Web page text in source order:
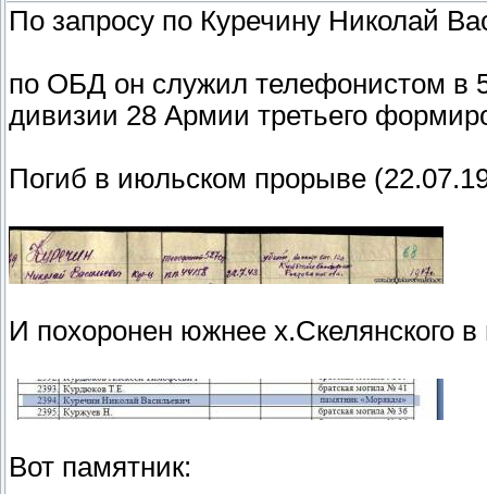
По запросу по Куречину Николай
по ОБД он служил телефонистом в
дивизии 28 Армии третьего
Погиб в июльском прорыве
И похоронен южнее х.Скелянского
Вот памятник: